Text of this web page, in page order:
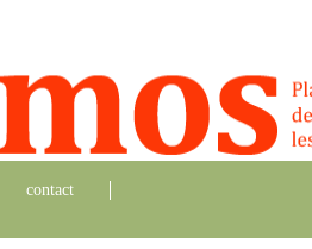
contact